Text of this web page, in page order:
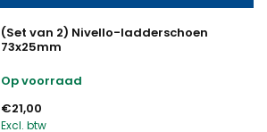
(Set van 2) Nivello-ladderschoen
73x25mm
Op voorraad
€21,00
Excl. btw